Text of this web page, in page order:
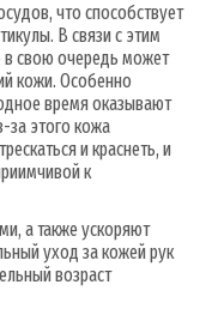
что способствует
В связи с этим
в свою очередь может
кожи. Особенно
время оказывают
за этого кожа
и краснеть, и
к
а также ускоряют
уход за кожей рук
возраст